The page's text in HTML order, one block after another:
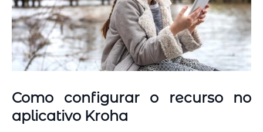
Como configurar o recurso no
aplicativo Kroha